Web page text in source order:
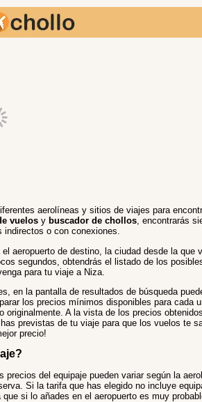
aerolíneas y sitios de viajes para
vuelosy buscador de chollos, encontrarás
indirectos o con conexiones.
aeropuerto de destino, la ciudad desde la que
segundos, obtendrás el listado de los
para tu viaje a Niza.
en la pantalla de resultados de búsqueda
los precios mínimos disponibles para cada
originalmente. A la vista de los precios
previstas de tu viaje para que los vuelos te
precio!
precios del equipaje pueden variar según la
Si la tarifa que has elegido no incluye
si lo añades en el aeropuerto es muy